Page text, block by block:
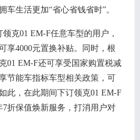
车生活更加“省心省钱省时”。
领克01 EM-F任意车型的用户，
享4000元置换补贴。同时， 根
01 EM-F还可享受国家购置税减
节能车指标车型相关政策， 可
此，在此期间下订领克01 EM-F
7折保值焕新服务 ，打消用户对